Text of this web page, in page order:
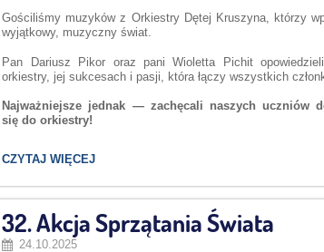
Gościliśmy muzyków z Orkiestry Dętej Kruszyna, którzy
wyjątkowy, muzyczny świat.
Pan Dariusz Pikor oraz pani Wioletta Pichit
orkiestry, jej sukcesach i pasji, która łączy wszystkich
Najważniejsze jednak — zachęcali naszych uczniów
się do orkiestry!
MUZYKA
DZIŚ
NASZĄ
SZKOŁĘ!:
CZYTAJ WIĘCEJ
32. Akcja Sprzątania Świata
24.10.2025